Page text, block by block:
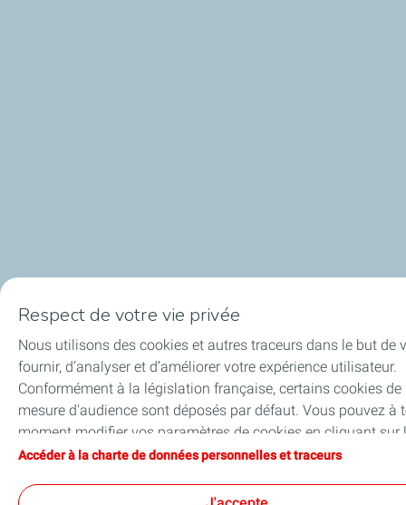
Respect de votre vie privée
Nous utilisons des cookies et autres traceurs dans le but de
fournir, d’analyser et d’améliorer votre expérience utilisateur.
Conformément à la législation française, certains cookies de
mesure d'audience sont déposés par défaut. Vous pouvez à
moment modifier vos paramètres de cookies en cliquant sur
bouton « Gérer mes cookies ». En cliquant sur le bouton «
Dans le cas où vous cliquez sur « Je refuse », seuls les
Accéder à la charte de données personnelles et traceurs